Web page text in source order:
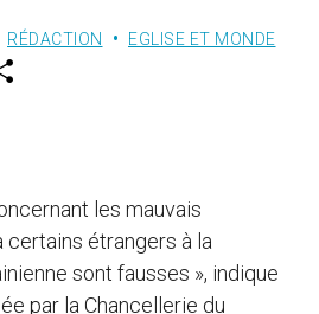
RÉDACTION EGLISE ET MONDE
les mauvais
étrangers à la
sont fausses », indique
par la Chancellerie du